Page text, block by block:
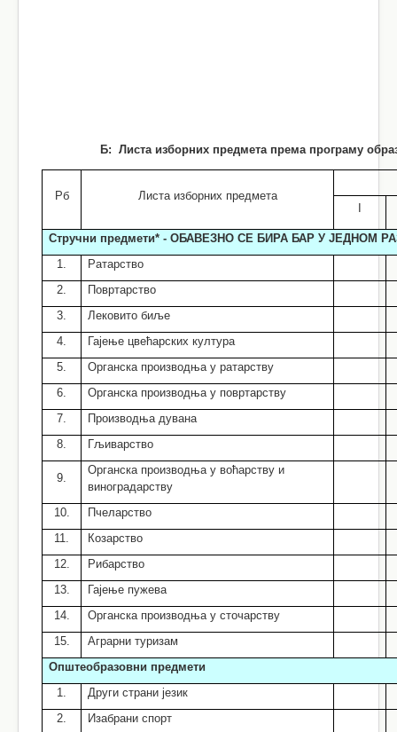
Б: Листа изборних предмета према програму
Рб
Листа изборних предмета
Стручни предмети* - ОБАВЕЗНО СЕ БИРА БАР У ЈЕДНОМ
1.
Ратарство
2.
Повртарство
3.
Лековито биље
4.
Гајење цвећарских култура
5.
Органска производња у ратарству
6.
Органска производња у повртарству
7.
Производња дувана
8.
Гљиварство
9.
Органска производња у воћарству и
виноградарству
10.
Пчеларство
11.
Козарство
12.
Рибарство
13.
Гајење пужева
14.
Органска производња у сточарству
15.
Аграрни туризам
Општеобразовни предмети
1.
Други страни језик
2.
Изабрани спорт